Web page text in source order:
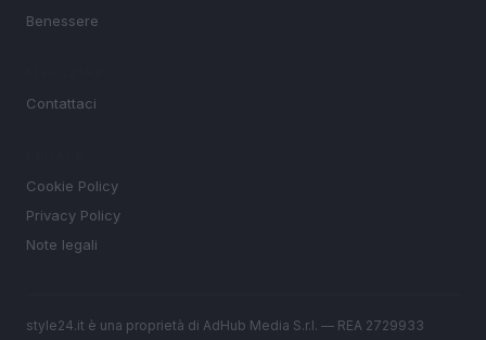
Benessere
Contattaci
Cookie Policy
Privacy Policy
Note legali
style24.it è una proprietà di AdHub Media S.r.l. — REA 2729933